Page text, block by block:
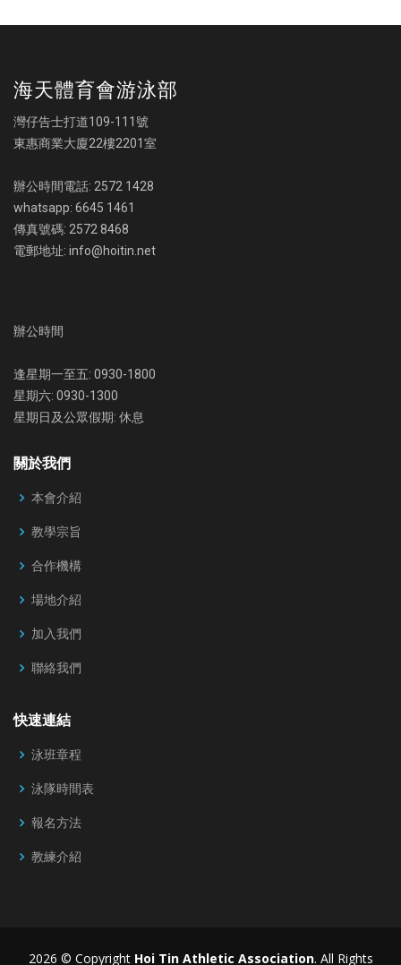
海天體育會游泳部
灣仔告士打道109-111號
東惠商業大廈22樓2201室
辦公時間電話: 2572 1428
whatsapp: 6645 1461
傳真號碼: 2572 8468
電郵地址: info@hoitin.net
辦公時間
逢星期一至五: 0930-1800
星期六: 0930-1300
星期日及公眾假期: 休息
關於我們
本會介紹
教學宗旨
合作機構
場地介紹
加入我們
聯絡我們
快速連結
泳班章程
泳隊時間表
報名方法
教練介紹
2026 © Copyright Hoi Tin Athletic Association. All Rights